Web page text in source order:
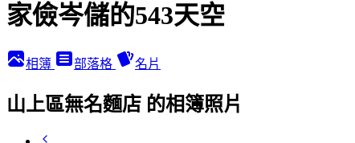
家儉岑儲的543天空
相簿 部落格 名片
山上區無名麵店 的相簿照片